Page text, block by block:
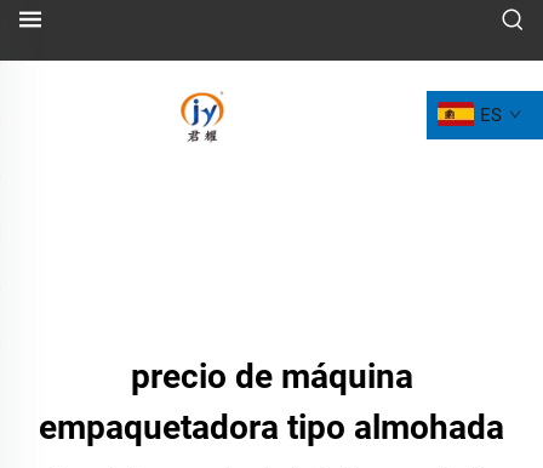
ES
precio de máquina
empaquetadora tipo almohada